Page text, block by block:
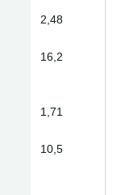
2,48
16,2
1,71
10,5